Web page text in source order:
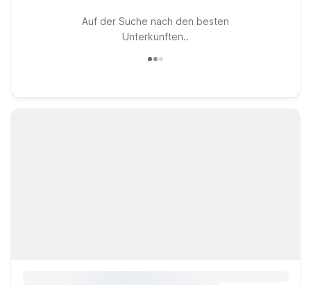
Auf der Suche nach den besten
Unterkünften..